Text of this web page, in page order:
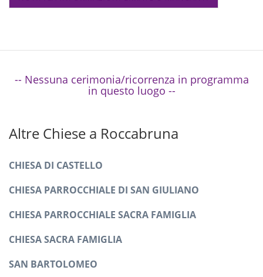
Altre Chiese a Roccabruna
CHIESA DI CASTELLO
CHIESA PARROCCHIALE DI SAN GIULIANO
CHIESA PARROCCHIALE SACRA FAMIGLIA
CHIESA SACRA FAMIGLIA
SAN BARTOLOMEO
-- Nessuna cerimonia/ricorrenza in programma
in questo luogo --